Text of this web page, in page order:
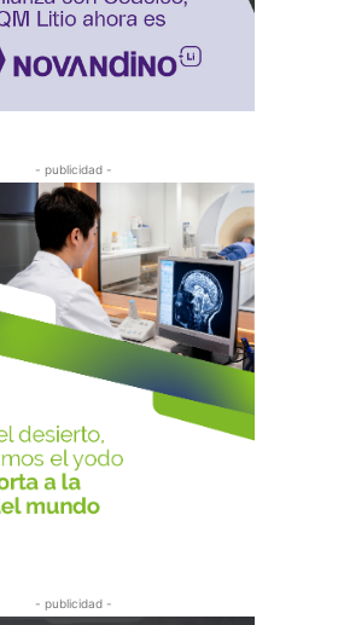
- publicidad -
- publicidad -